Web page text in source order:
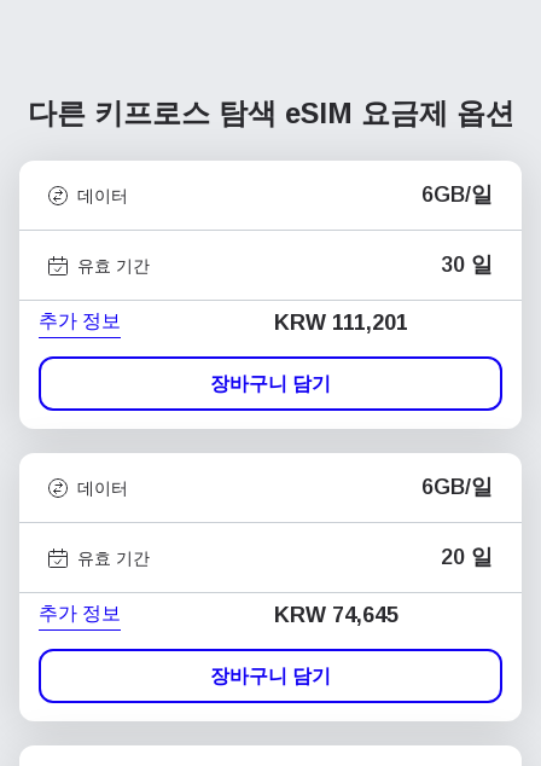
다른 키프로스 탐색 eSIM 요금제 옵션
데이터 6GB/일
유효 기간 30 일
추가 정보 KRW 111,201
장바구니 담기
데이터 6GB/일
유효 기간 20 일
추가 정보 KRW 74,645
장바구니 담기